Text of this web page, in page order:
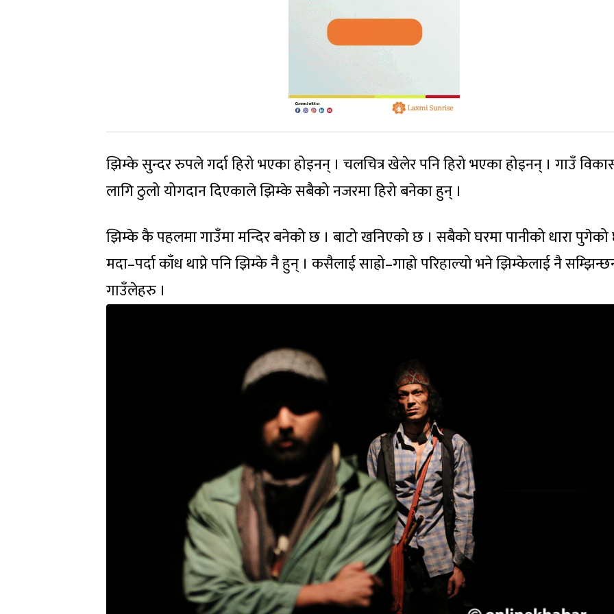
झिम्के सुन्दर रुपले गर्दा हिरो भएका होइनन् । चलचित्र खेलेर पनि हिरो भएका होइनन् । गाउँ
लागि ठुलो योगदान दिएकाले झिम्के सबैको नजरमा हिरो बनेका हुन् ।
झिम्के कै पहलमा गाउँमा मन्दिर बनेको छ । बाटो खनिएको छ । सबैको घरमा पानीको धारा पुगेको
मदा–पर्दा काँध थाप्ने पनि झिम्के नै हुन् । कसैलाई साह्रो–गाह्रो परिहाल्यो भने झिम्केलाई नै
गाउँलेहरु ।